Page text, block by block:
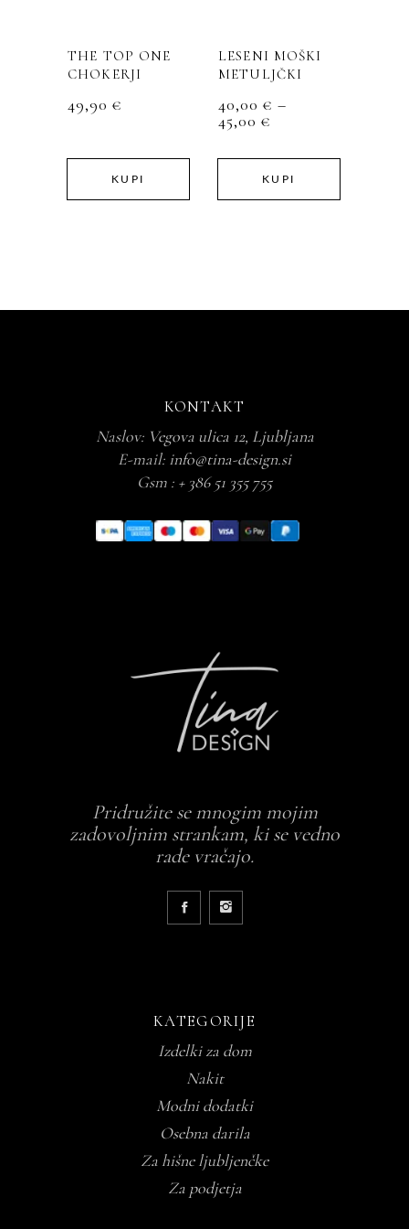
Možnosti
izdelka
THE TOP ONE
CHOKERJI
49,90 €
KUPI
Možnosti
lahko
izdelka
LESENI MOŠKI
METULJČKI
40,00 € –
45,00 €
OD
DO
45,00 €
KUPI
KONTAKT
Naslov: Vegova ulica 12, Ljubljana
E-mail: info@tina-design.si
Gsm : + 386 51 355 755
Pridružite se mnogim mojim
zadovoljnim strankam, ki se vedno
rade vračajo.
KATEGORIJE
Izdelki za dom
Nakit
Modni dodatki
Osebna darila
Za hišne ljubljenčke
Za podjetja